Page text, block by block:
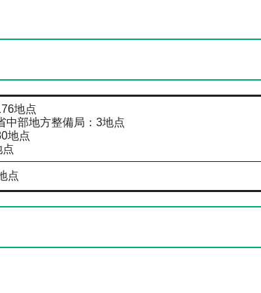
地点
中部地方整備局：3地点
地点
点